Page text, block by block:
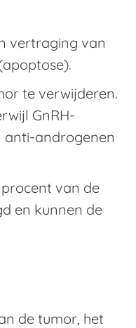
vertraging van
te verwijderen.
GnRH-
anti-androgenen
van de
en kunnen de
de tumor, het